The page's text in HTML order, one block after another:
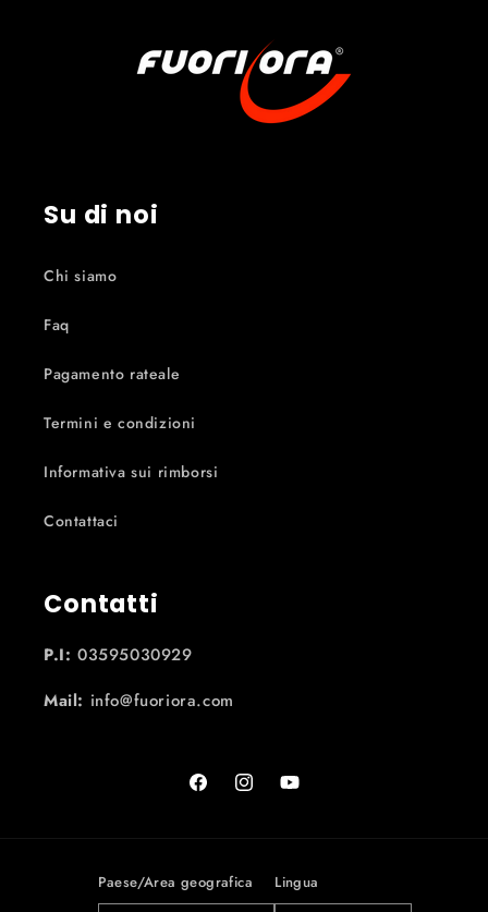
Su di noi
Chi siamo
Faq
Pagamento rateale
Termini e condizioni
Informativa sui rimborsi
Contattaci
Contatti
P.I: 03595030929
Mail: info@fuoriora.com
FacebookInstagramYouTube
Paese/Area geografica Lingua